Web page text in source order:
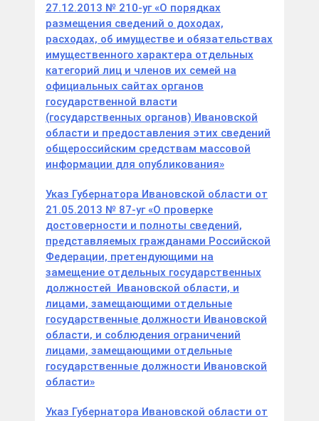
27.12.2013 № 210-уг «О порядках
размещения сведений о доходах,
расходах, об имуществе и обязательствах
имущественного характера отдельных
категорий лиц и членов их семей на
официальных сайтах органов
государственной власти
(государственных органов) Ивановской
области и предоставления этих сведений
общероссийским средствам массовой
информации для опубликования»
Указ Губернатора Ивановской области от
21.05.2013 № 87-уг «О проверке
достоверности и полноты сведений,
представляемых гражданами Российской
Федерации, претендующими на
замещение отдельных государственных
должностей Ивановской области, и
лицами, замещающими отдельные
государственные должности Ивановской
области, и соблюдения ограничений
лицами, замещающими отдельные
государственные должности Ивановской
области»
Указ Губернатора Ивановской области от